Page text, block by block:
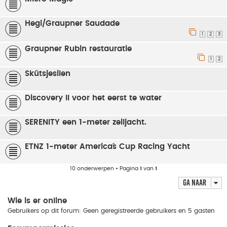
Hegi/Graupner Saudade
1 2 3
Graupner Rubin restauratie
2
Skûtsjesilen
Discovery II voor het eerst te water
SERENITY een 1-meter zeiljacht.
ETNZ 1-meter America´s Cup Racing Yacht
10 onderwerpen • Pagina 1 van 1
Ga naar
Wie is er online
Gebruikers op dit forum: Geen geregistreerde gebruikers en 5 gasten